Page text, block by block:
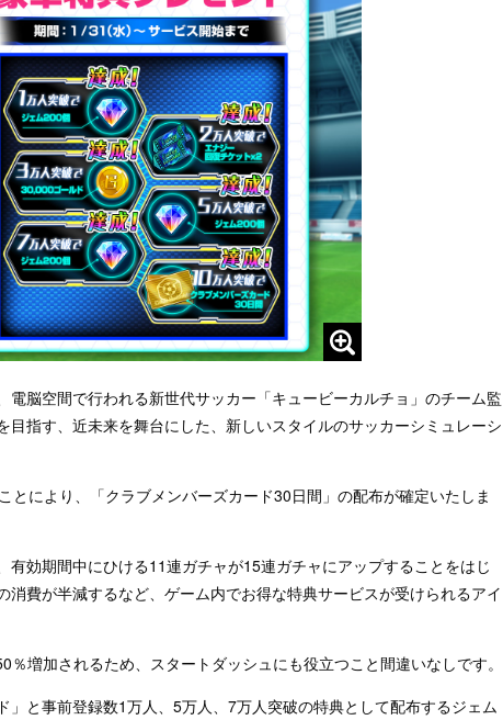
電脳空間で行われる新世代サッカー「キュービーカルチョ」のチーム監
目指す、近未来を舞台にした、新しいスタイルのサッカーシミュレーシ
とにより、「クラブメンバーズカード30日間」の配布が確定いたしま
有効期間中にひける11連ガチャが15連ガチャにアップすることをはじ
消費が半減するなど、ゲーム内でお得な特典サービスが受けられるアイ
％増加されるため、スタートダッシュにも役立つこと間違いなしです。
」と事前登録数1万人、5万人、7万人突破の特典として配布するジェム